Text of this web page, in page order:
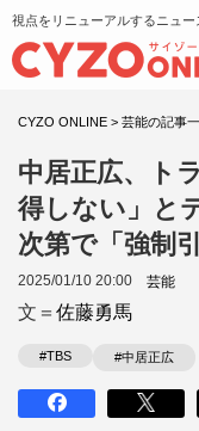
視点をリニューアルするニュ
CYZO ONLINE > 芸能の記事
中居正広、ト
得しない」と
次第で「強制
2025/01/10 20:00 芸能
文＝ 佐藤勇馬
#TBS #中居正広